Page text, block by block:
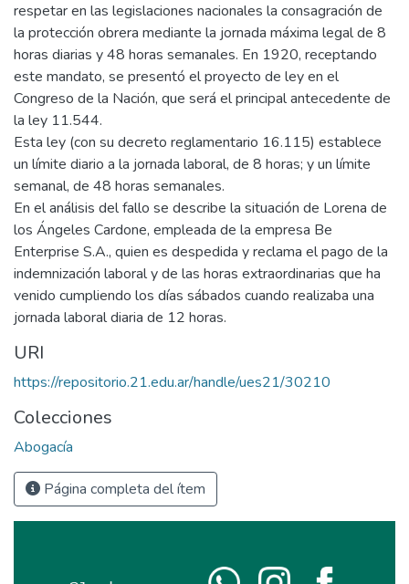
respetar en las legislaciones nacionales la consagración de
la protección obrera mediante la jornada máxima legal de 8
horas diarias y 48 horas semanales. En 1920, receptando
este mandato, se presentó el proyecto de ley en el
Congreso de la Nación, que será el principal antecedente de
la ley 11.544.
Esta ley (con su decreto reglamentario 16.115) establece
un límite diario a la jornada laboral, de 8 horas; y un límite
semanal, de 48 horas semanales.
En el análisis del fallo se describe la situación de Lorena de
los Ángeles Cardone, empleada de la empresa Be
Enterprise S.A., quien es despedida y reclama el pago de la
indemnización laboral y de las horas extraordinarias que ha
venido cumpliendo los días sábados cuando realizaba una
jornada laboral diaria de 12 horas.
URI
https://repositorio.21.edu.ar/handle/ues21/30210
Colecciones
Abogacía
Página completa del ítem